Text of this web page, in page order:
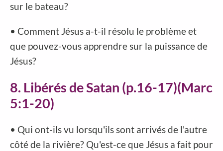
sur le bateau?
• Comment Jésus a-t-il résolu le problème et
que pouvez-vous apprendre sur la puissance de
Jésus?
8. Libérés de Satan (p.16-17)(Marc
5:1-20)
• Qui ont-ils vu lorsqu'ils sont arrivés de l'autre
côté de la rivière? Qu'est-ce que Jésus a fait pour